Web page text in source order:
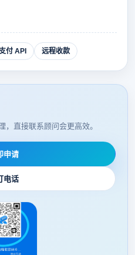
付 API 远程收款
，直接联系顾问会更高效。
申请
电话